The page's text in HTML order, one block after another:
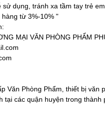
dụng, tránh xa tầm tay trẻ em.
từ 3%-10% "
MẠI VĂN PHÒNG PHẨM
Văn Phòng Phẩm, thiết bị
tại các quận huyện trong